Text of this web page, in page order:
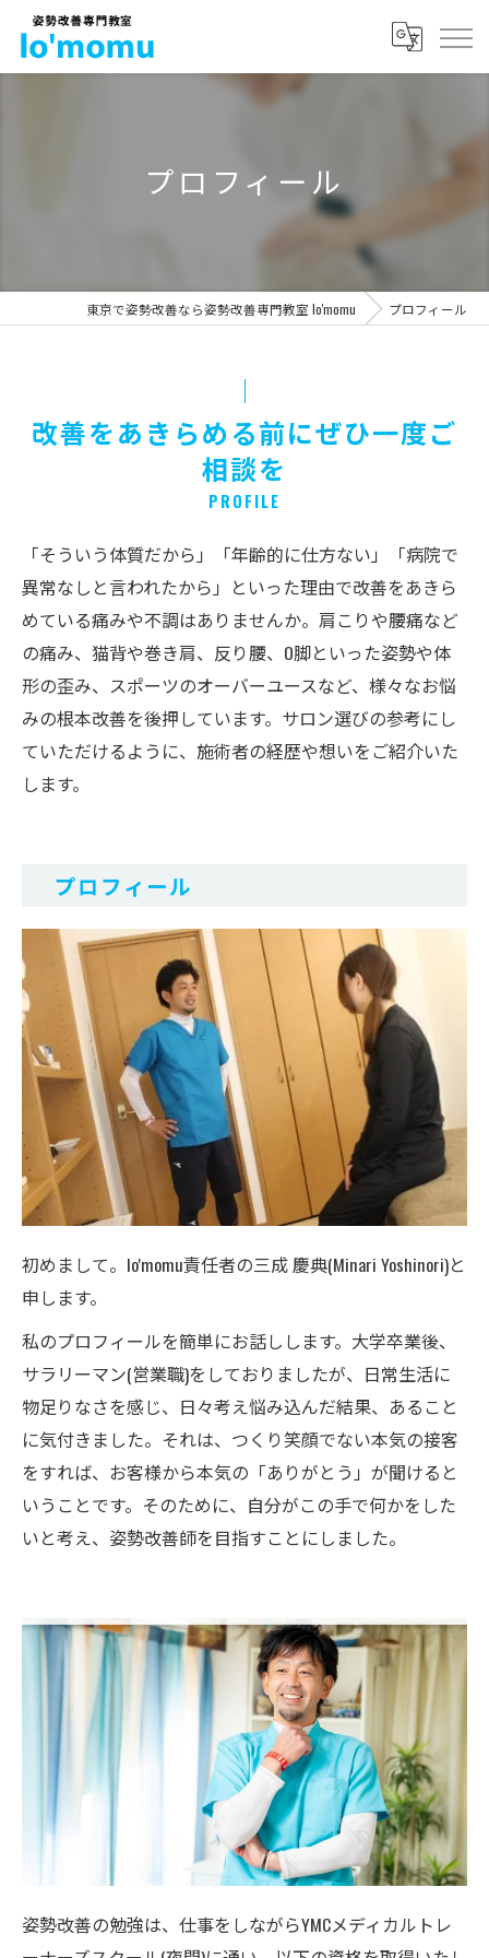
プロフィール
東京で姿勢改善なら姿勢改善専門教室 lo'momu プロフィール
改善をあきらめる前にぜひ一度ご
相談を
PROFILE
「そういう体質だから」「年齢的に仕方ない」「病院で
異常なしと言われたから」といった理由で改善をあきら
めている痛みや不調はありませんか。肩こりや腰痛など
の痛み、猫背や巻き肩、反り腰、O脚といった姿勢や体
形の歪み、スポーツのオーバーユースなど、様々なお悩
みの根本改善を後押しています。サロン選びの参考にし
ていただけるように、施術者の経歴や想いをご紹介いた
します。
プロフィール
初めまして。lo'momu責任者の三成 慶典(Minari Yoshinori)と
申します。
私のプロフィールを簡単にお話しします。大学卒業後、
サラリーマン(営業職)をしておりましたが、日常生活に
物足りなさを感じ、日々考え悩み込んだ結果、あること
に気付きました。それは、つくり笑顔でない本気の接客
をすれば、お客様から本気の「ありがとう」が聞けると
いうことです。そのために、自分がこの手で何かをした
いと考え、姿勢改善師を目指すことにしました。
姿勢改善の勉強は、仕事をしながらYMCメディカルトレ